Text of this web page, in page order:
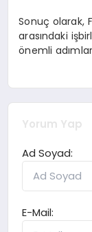
Sonuç olarak,
arasındaki
önemli
Yorum Yap
Ad Soyad:
E-Mail: